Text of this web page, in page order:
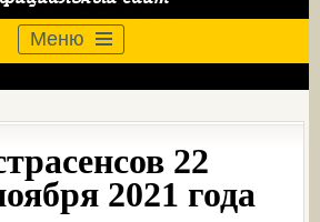
Меню
22
2021 года